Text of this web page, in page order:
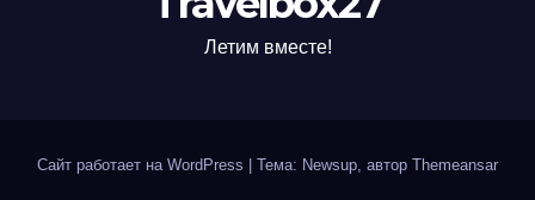
Летим вместе!
Сайт работает на WordPress Тема: Newsup, автор Themeansar